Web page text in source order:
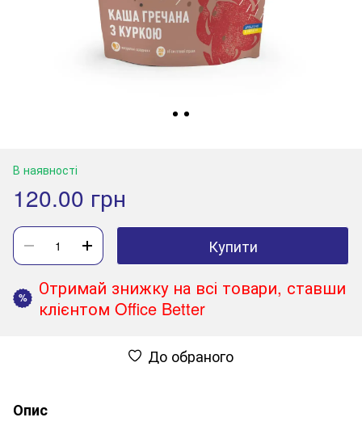
В наявності
120.00 грн
Купити
%
Отримай знижку на всі товари, ставши
клієнтом Office Better
До обраного
Опис